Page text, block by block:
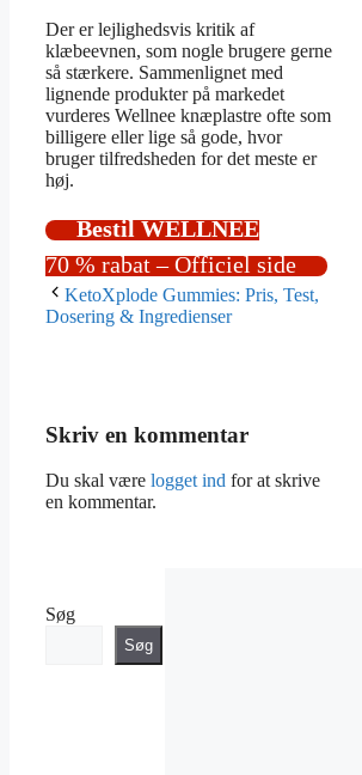
Der er lejlighedsvis kritik af
klæbeevnen, som nogle brugere gerne
så stærkere. Sammenlignet med
lignende produkter på markedet
vurderes Wellnee knæplastre ofte som
billigere eller lige så gode, hvor
bruger tilfredsheden for det meste er
høj.
Bestil WELLNEE
70 % rabat – Officiel side
KetoXplode Gummies: Pris, Test,
Dosering & Ingredienser
Skriv en kommentar
Du skal være logget ind for at skrive
en kommentar.
Søg
Søg